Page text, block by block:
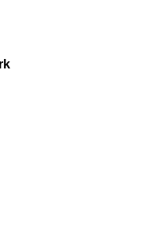
levering